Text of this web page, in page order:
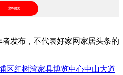
立即提交
发布，不代表好家网家居头条的
区红树湾家具博览中心中山大道